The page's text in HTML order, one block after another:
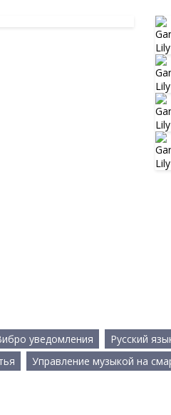
уведомления
Русский
Управление музыкой на